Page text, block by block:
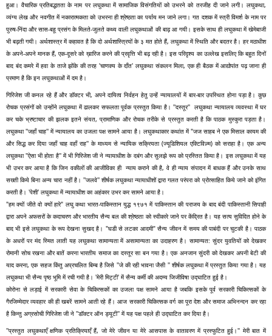
हुआ। वैचारिक प्रतिबद्धतता के नाम पर लघुकथा में सामाजिक विसंगतियों को उभरने को तरजीह दी जाने लगी। लघुकथा,
व्यंग्य लेख और नवगीत में नकारात्मकता को उभरना ही श्रेष्ठता का पर्याय मन जाने लगा। गत दशक में स्त्री विमर्श के नाम पर
पुरुष-निंदा और सास-बहू प्रसंग के मिलते-जुलते कथ्य वाली लघुकथाओं की बाढ़ आ गयी। इसके साथ ही लघुकथा में खेमेबाजी
भी बढ़ती गयी। अर्थशास्त्र में कहावत है कि दो अर्थशास्त्रियों के ३ मत होते हैं, लघुकथा में स्थिति और बदतर है। हर मठाधीश
के अपने-अपने मानक हैं, एक-दूसरे को ख़ारिज करने की प्रवृत्ति भी बढ़ रही है। इस परिदृश्य का उल्लेख इसलिए कि बहुत दिनों
बाद बंद कमरे में हवा के ताजे झोंके की तरह 'चाणक्य के दाँत' लघुकथा संकलन मिला, एक ही बैठक में आद्योपांत पढ़ जाना ही
प्रमाण है कि इन लघुकथाओं में दम है।
गिरिजेश जी कनल रहे हैं और डॉक्टर भी, अपने दायित्व निर्वहन हेतु उन्हें न्यायालयों में बार-बार उपस्थित होना पड़ा है। कुछ
रोचक प्रसंगों को उन्होंने लघुकथा में ढालकर सफलता पूर्वक प्रस्तुत किया है। ''दस्तूर''  लघुकथा न्यायालय व्यवस्था में घर
कर चके भ्रष्टाचार की झलक इतने संयत, प्रामाणिक और रोचक तरीके से प्रस्तुत करती है कि पाठक मुस्कुरा पड़ता है।
लघुकथा ''जहाँ चाह'' में न्यायालय का उजला पक्ष सामने आया है। लघुकथाकार कथांत में "जज साहब ने एक मिसाल कायम की
और सिद्ध कर दिया जहाँ चाह वहाँ राह'' के माध्यम से न्यायिक सक्रियता (ज्यूडिशियल एक्टिविज़्म) को सराहा है। एक अन्य
लघुकथा ''ऐसा भी होता है'' में भी गिरिजेश जी ने न्यायाधीश के दबंग और सुलझे रूप को प्रस्तित किया है। इस लघुकथा में यह
भी उभर कर आया है कि जिन वकीलों की आजीविका ही  न्याय कराने की है, वे ही न्याय संपादन में बाधक हैं और उनके साथ
सख्ती किये बिना अन्य चारा नहीं है। ''जलवे'' शीर्षक लघुकथा न्यायाधीशों द्वारा गलत परंपरा को प्रोत्साहित किये जाने को इंगित
करती है। 'पेशी' लघुकथा में न्यायाधीश का अहंकार उभर कर सामने आया है।
"हम क्यों जीते वो क्यों हारे" लघु कथा भारत-पाकिस्तान युद्ध १९७१ में पाकिस्तान की पराजय के बाद बंदी पाकिस्तानी सिपाही
द्वारा अपने अफसरों के कदाचरण और भारतीय सैन्य बल की श्रेष्ठता को स्वीकारे जाने पर केंद्रित है। यह सत्य सुविदित होने के
बाद भी इसे लघुकथा के रूप देखना सुखद है। "घडी से लटका आदमी" सैन्य जीवन में समय की पाबंदी पर चुटकी है। पाठक
के अधरों पर मंद स्मित लाती यह लघुकथा सामान्यता में असामान्यता का उदाहरण है। सामान्यत: सुंदर युवतियों को देखकर
रोमानी सोच रखना और बातें करना भारतीय समाज का दस्तूर सा बन गया है। एक अनजान सुंदरी को देखकर अपनी बेटी की
याद करना, एक सहज किंतु अप्रचलित बिम्ब है जिसे ''जे की रही भावना जैसी '' शीर्षक लघुकथा में प्रस्तुत किया गया है। यह
लघुकथा भी सैन्य पृष्ठ भूमि में रची गयी है। 'मेरी मिट्टी' में सैन्य कर्मी की अदम्य जिजीविषा उद्घाटित हुई है।
कोरोना से लड़ाई में सरकारी सेवा के चिकित्सकों का उजला पक्ष सामने आया है जबकि इसके पूर्व सरकारी चिकित्सकों के
गैरजिम्मेदार व्यवहार की ही खबरें सामने आती रहे हैं। आज सरकारी चिकित्सक वर्ग का पूरा देश और समाज अभिनन्दन कर रहा
है किन्तु अग्रसोची गिरिजेश जी ने ''डॉक्टर ऑन ड्यूटी'' में यह पक्ष पहले ही उद्घाटित कर दिया है।
''प्रस्तुत लघुकथाएँ क्षणिक प्रतिक्रियाएँ हैं, जो मेरे जीवन या मेरे आसपास के वातावरण में प्रस्फुटित हुई।'' मेरी बात में